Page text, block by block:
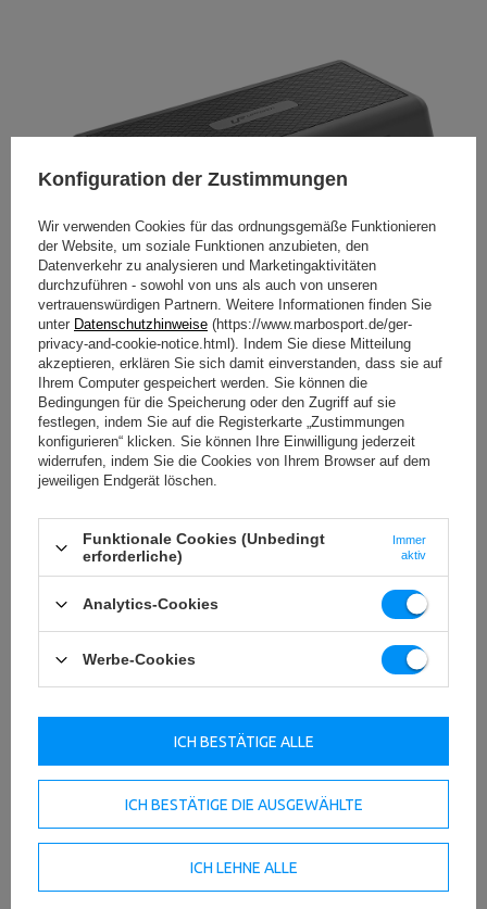
Rutschfeste Oberfläche
Der Stepper verhindert ein Abrutschen während des
Trainings. Egal, ob Sie einfache Schritte, Sprünge oder
andere Bewegungen ausführen, Sie können sicher sein,
dass Ihr Fuß nicht von der Step-Oberfläche abrutscht.
Technische Daten
Konfiguration der Zustimmungen
Wir verwenden Cookies für das ordnungsgemäße Funktionieren
der Website, um soziale Funktionen anzubieten, den
Datenverkehr zu analysieren und Marketingaktivitäten
durchzuführen - sowohl von uns als auch von unseren
vertrauenswürdigen Partnern. Weitere Informationen finden Sie
unter Datenschutzhinweise (https://www.marbosport.de/ger-
privacy-and-cookie-notice.html). Indem Sie diese Mitteilung
akzeptieren, erklären Sie sich damit einverstanden, dass sie auf
Ihrem Computer gespeichert werden. Sie können die
Bedingungen für die Speicherung oder den Zugriff auf sie
festlegen, indem Sie auf die Registerkarte „Zustimmungen
konfigurieren“ klicken. Sie können Ihre Einwilligung jederzeit
widerrufen, indem Sie die Cookies von Ihrem Browser auf dem
jeweiligen Endgerät löschen.
Funktionale Cookies (Unbedingt
erforderliche)
Immer
aktiv
Analytics-Cookies
Werbe-Cookies
ICH BESTÄTIGE DIE AUSGEWÄHLTE
ICH LEHNE ALLE
ICH BESTÄTIGE ALLE